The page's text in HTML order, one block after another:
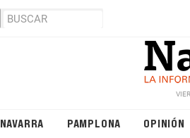
NAVARRA PAMPLONA OPINIÓN